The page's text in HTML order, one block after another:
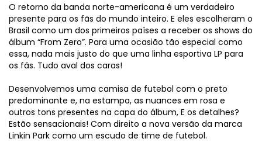
O retorno da banda norte-americana é um verdadeiro
presente para os fãs do mundo inteiro. E eles escolheram o
Brasil como um dos primeiros países a receber os shows do
álbum “From Zero”. Para uma ocasião tão especial como
essa, nada mais justo do que uma linha esportiva LP para
os fãs. Tudo aval dos caras!
Desenvolvemos uma camisa de futebol com o preto
predominante e, na estampa, as nuances em rosa e
outros tons presentes na capa do álbum, E os detalhes?
Estão sensacionais! Com direito a nova versão da marca
Linkin Park como um escudo de time de futebol.